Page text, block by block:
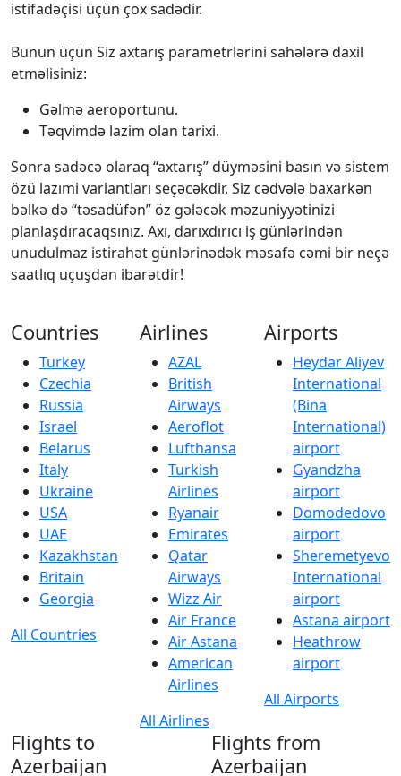
istifadəçisi üçün çox sadədir.
Bunun üçün Siz axtarış parametrlərini sahələrə daxil
etməlisiniz:
Gəlmə aeroportunu.
Təqvimdə lazim olan tarixi.
Sonra sadəcə olaraq “axtarış” düyməsini basın və sistem
özü lazımi variantları seçəcəkdir. Siz cədvələ baxarkən
bəlkə də “təsadüfən” öz gələcək məzuniyyətinizi
planlaşdıracaqsınız. Axı, darıxdırıcı iş günlərindən
unudulmaz istirahət günlərinədək məsafə cəmi bir neçə
saatlıq uçuşdan ibarətdir!
Countries
Turkey
Czechia
Russia
Israel
Belarus
Italy
Ukraine
USA
UAE
Kazakhstan
Britain
Georgia
All Countries
Airlines
AZAL
British
Airways
Aeroflot
Lufthansa
Turkish
Airlines
Ryanair
Emirates
Qatar
Airways
Wizz Air
Air France
Air Astana
American
Airlines
All Airlines
Airports
Heydar Aliyev
International
(Bina
International)
airport
Gyandzha
airport
Domodedovo
airport
Sheremetyevo
International
airport
Astana airport
Heathrow
airport
All Airports
Flights to
Azerbaijan
Flights from
Azerbaijan